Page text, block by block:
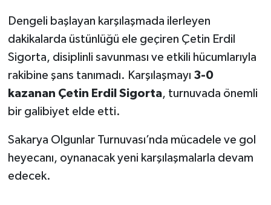
Dengeli başlayan karşılaşmada ilerleyen
dakikalarda üstünlüğü ele geçiren Çetin Erdil
Sigorta, disiplinli savunması ve etkili hücumlarıyla
rakibine şans tanımadı. Karşılaşmayı 3-0
kazanan Çetin Erdil Sigorta, turnuvada önemli
bir galibiyet elde etti.
Sakarya Olgunlar Turnuvası’nda mücadele ve gol
heyecanı, oynanacak yeni karşılaşmalarla devam
edecek.